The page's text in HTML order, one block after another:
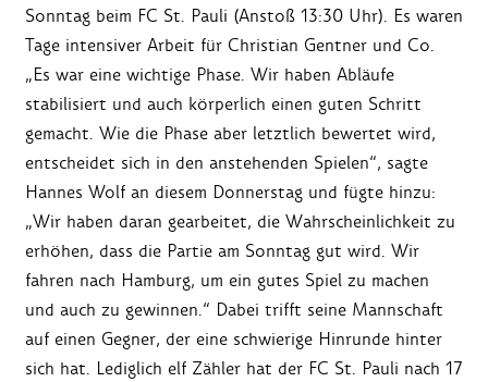
Sonntag beim FC St. Pauli (Anstoß 13:30 Uhr). Es waren
Tage intensiver Arbeit für Christian Gentner und Co.
„Es war eine wichtige Phase. Wir haben Abläufe
stabilisiert und auch körperlich einen guten Schritt
gemacht. Wie die Phase aber letztlich bewertet wird,
entscheidet sich in den anstehenden Spielen“, sagte
Hannes Wolf an diesem Donnerstag und fügte hinzu:
„Wir haben daran gearbeitet, die Wahrscheinlichkeit zu
erhöhen, dass die Partie am Sonntag gut wird. Wir
fahren nach Hamburg, um ein gutes Spiel zu machen
und auch zu gewinnen.“ Dabei trifft seine Mannschaft
auf einen Gegner, der eine schwierige Hinrunde hinter
sich hat. Lediglich elf Zähler hat der FC St. Pauli nach 17